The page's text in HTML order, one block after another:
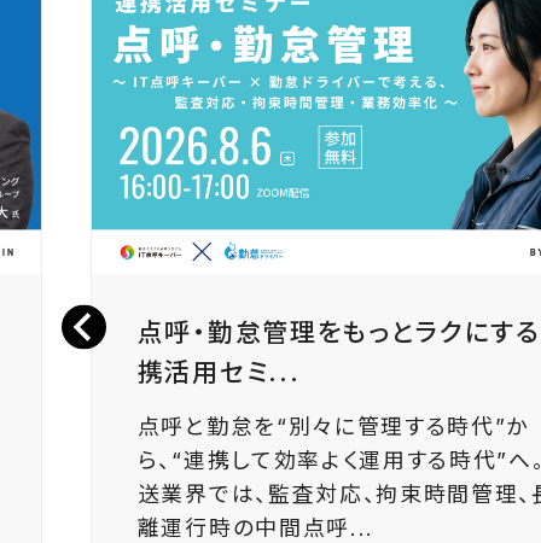
点呼・勤怠管理をもっとラクにす
携活用セミ...
点呼と勤怠を“別々に管理する時代”か
ら、“連携して効率よく運用する時代”へ
送業界では、監査対応、拘束時間管理、
離運行時の中間点呼...